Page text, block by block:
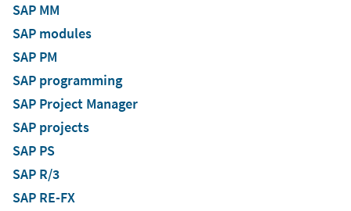
SAP MM
SAP modules
SAP PM
SAP programming
SAP Project Manager
SAP projects
SAP PS
SAP R/3
SAP RE-FX